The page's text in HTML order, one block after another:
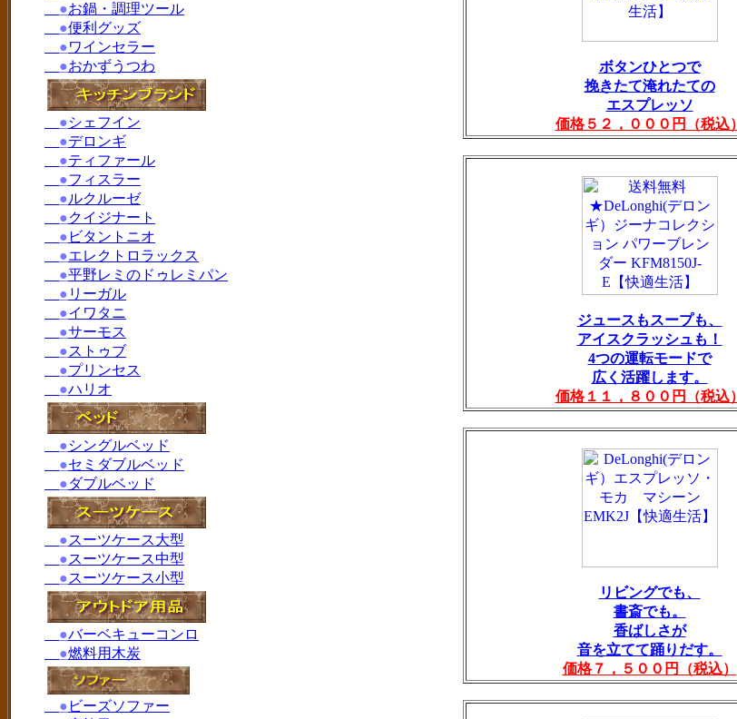
ボタンひとつで
挽きたて淹れたての
エスプレッソ
価格５２，０００円（税込）
ジュースもスープも、
アイスクラッシュも！
4つの運転モードで
広く活躍します。
価格１１，８００円（税込）
リビングでも、
書斎でも。
香ばしさが
音を立てて踊りだす。
価格７，５００円（税込）
●お鍋・調理ツール
●便利グッズ
●ワインセラー
●おかずうつわ
●シェフイン
●デロンギ
●ティファール
●フィスラー
●ルクルーゼ
●クイジナート
● ビタントニオ
●エレクトロラックス
●平野レミのドゥレミパン
● リーガル
●イワタニ
●サーモス
●ストゥブ
●プリンセス
●ハリオ
●シングルベッド
●セミダブルベッド
●ダブルベッド
●スーツケース大型
●スーツケース中型
●スーツケース小型
●バーベキューコンロ
●燃料用木炭
● ビーズソファー